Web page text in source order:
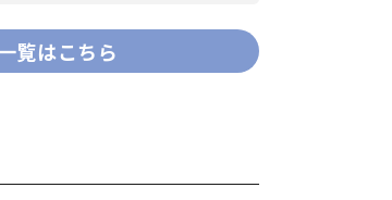
覧はこちら